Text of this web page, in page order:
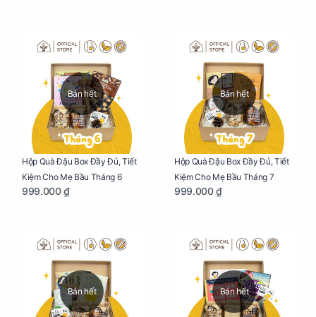
Bán hết
Hộp Quà Đậu Box Đầy Đủ, Tiết
Kiệm Cho Mẹ Bầu Tháng 6
999.000 ₫
Bán hết
Hộp Quà Đậu Box Đầy Đủ, Tiết
Kiệm Cho Mẹ Bầu Tháng 7
999.000 ₫
Bán hết Bán hết